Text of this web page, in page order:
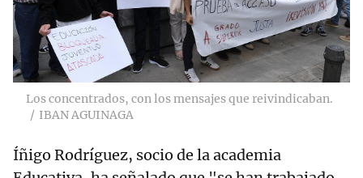
Los concentrados, con los mensajes que reivindicaban.
IBAN AGUINAGA
Íñigo Rodríguez, socio de la academia